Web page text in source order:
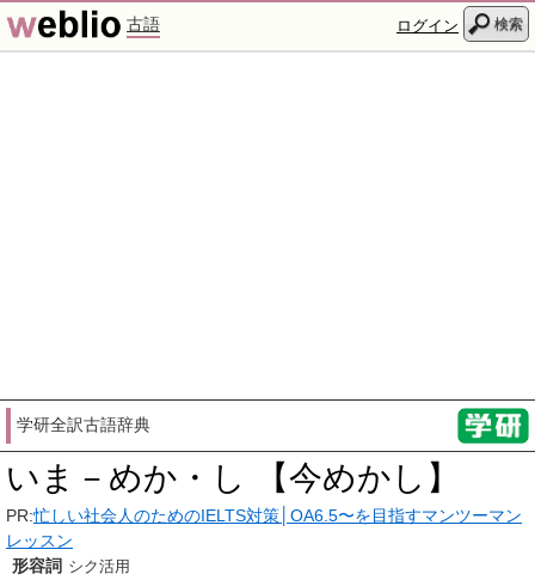
古語 ログイン 検索
学研全訳古語辞典
いま－めか・し 【今めかし】
PR:忙しい社会人のためのIELTS対策│OA6.5〜を目指すマンツーマン
レッスン
形容詞 シク活用